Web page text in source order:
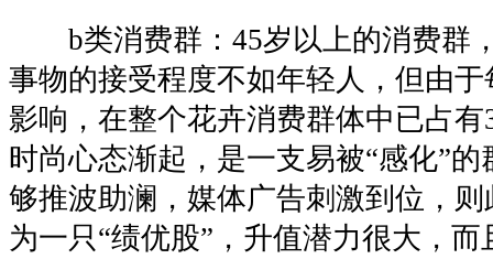
b类消费群：45岁以上的消费群
事物的接受程度不如年轻人，但由
影响，在整个花卉消费群体中已占
时尚心态渐起，是一支易被“感化”
够推波助澜，媒体广告刺激到位，
为一只“绩优股”，升值潜力很大，